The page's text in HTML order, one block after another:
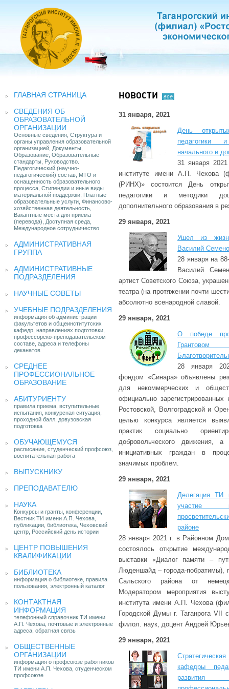
ГЛАВНАЯ СТРАНИЦА
СВЕДЕНИЯ ОБ
ОБРАЗОВАТЕЛЬНОЙ
ОРГАНИЗАЦИИ
Основные сведения, Структура и
органы управления образовательной
организацией, Документы,
Образование, Образовательные
стандарты, Руководство.
Педагогический (научно-
педагогический) состав, МТО и
оснащенность образовательного
процесса, Стипендии и иные виды
материальной поддержки, Платные
образовательные услуги, Финансово-
хозяйственная деятельность,
Вакантные места для приема
(перевода), Доступная среда,
Международное сотрудничество
АДМИНИСТРАТИВНАЯ
ГРУППА
АДМИНИСТРАТИВНЫЕ
ПОДРАЗДЕЛЕНИЯ
НАУЧНЫЕ СОВЕТЫ
УЧЕБНЫЕ ПОДРАЗДЕЛЕНИЯ
информация об администрации
факультетов и общеинститутских
кафедр, направлениях подготовки,
профессорско-преподавательском
составе, адреса и телефоны
деканатов
СРЕДНЕЕ
ПРОФЕССИОНАЛЬНОЕ
ОБРАЗОВАНИЕ
АБИТУРИЕНТУ
правила приема, вступительные
испытания, конкурсная ситуация,
проходной балл, довузовская
подготовка
ОБУЧАЮЩЕМУСЯ
расписание, студенческий профсоюз,
воспитательная работа
ВЫПУСКНИКУ
ПРЕПОДАВАТЕЛЮ
НАУКА
Конкурсы и гранты, конференции,
Вестник ТИ имени А.П. Чехова,
публикации, библиотека, Чеховский
центр, Российский день истории
ЦЕНТР ПОВЫШЕНИЯ
КВАЛИФИКАЦИИ
БИБЛИОТЕКА
информация о библиотеке, правила
пользования, электронный каталог
КОНТАКТНАЯ
ИНФОРМАЦИЯ
телефонный справочник ТИ имени
А.П. Чехова, почтовые и электронные
адреса, обратная связь
ОБЩЕСТВЕННЫЕ
ОРГАНИЗАЦИИ
информация о профсоюзе работников
ТИ имени А.П. Чехова, студенческом
профсоюзе
НОВОСТИ все
31 января, 2021
День
педагогики
начального и
31 января
институте имени А.П.
(РИНХ)» состоится День
педагогики и методики
дополнительного образования в
29 января, 2021
Ушел из
Василий
28 января на
Василий
артист Советского Союза,
театра (на протяжении почти
абсолютно всенародной славой.
29 января, 2021
О победе
28 января
фондом «Синара» объявлены
для некоммерческих и
официально зарегистрированных
Ростовской, Волгоградской и
целью конкурса является
практик социально
добровольческого движения,
инициативных граждан в
значимых проблем.
29 января, 2021
Делегация ТИ
участие в
районе
28 января 2021 г. в Районном
состоялось открытие
выставки «Диалог памяти –
Люденшайд – города-побратимы),
Сальского района от
Модератором мероприятия
института имени А.П. Чехова
Городской Думы г. Таганрога VII
филол. наук, доцент Андрей
29 января, 2021
кафедры
развития